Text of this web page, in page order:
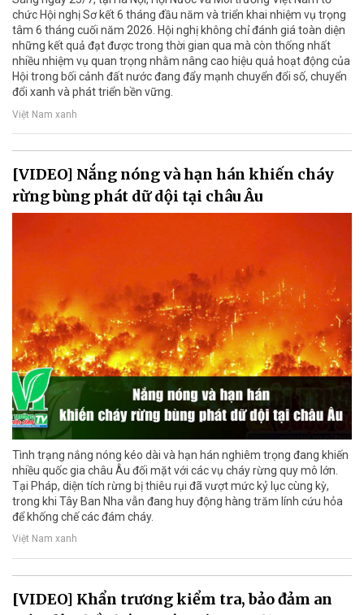
chức Hội nghị Sơ kết 6 tháng đầu năm và triển khai nhiệm vụ trọng
tâm 6 tháng cuối năm 2026. Hội nghị không chỉ đánh giá toàn diện
những kết quả đạt được trong thời gian qua mà còn thống nhất
nhiều nhiệm vụ quan trọng nhằm nâng cao hiệu quả hoạt động của
Hội trong bối cảnh đất nước đang đẩy mạnh chuyển đổi số, chuyển
đổi xanh và phát triển bền vững.
Việt Nam xanh
[VIDEO] Nắng nóng và hạn hán khiến cháy
rừng bùng phát dữ dội tại châu Âu
Tình trạng nắng nóng kéo dài và hạn hán nghiêm trọng đang khiến
nhiều quốc gia châu Âu đối mặt với các vụ cháy rừng quy mô lớn.
Tại Pháp, diện tích rừng bị thiêu rụi đã vượt mức kỷ lục cùng kỳ,
trong khi Tây Ban Nha vẫn đang huy động hàng trăm lính cứu hỏa
để khống chế các đám cháy.
Việt Nam xanh
[VIDEO] Khẩn trương kiểm tra, bảo đảm an